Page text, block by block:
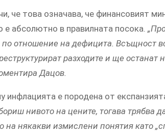
че това означава, че финансовият
е абсолютно в правилната посока.
отношение на дефицита. Всъщност
разходите и ще
Дацов.
инфлацията е породена от
нивото на цените, тогава трябва
на някакви измислени понятия като